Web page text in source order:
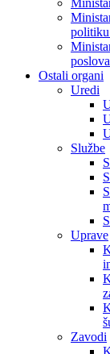
poslova
Ostali organi
Uredi
Službe
Uprave
Zavodi